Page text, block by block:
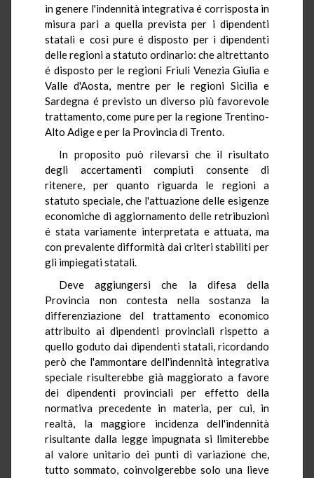
in genere l'indennità integrativa é corrisposta in
misura pari a quella prevista per i dipendenti
statali e così pure é disposto per i dipendenti
delle regioni a statuto ordinario: che altrettanto
é disposto per le regioni Friuli Venezia Giulia e
Valle d'Aosta, mentre per le regioni Sicilia e
Sardegna é previsto un diverso più favorevole
trattamento, come pure per la regione Trentino-
Alto Adige e per la Provincia di Trento.
In proposito può rilevarsi che il risultato
degli accertamenti compiuti consente di
ritenere, per quanto riguarda le regioni a
statuto speciale, che l'attuazione delle esigenze
economiche di aggiornamento delle retribuzioni
é stata variamente interpretata e attuata, ma
con prevalente difformità dai criteri stabiliti per
gli impiegati statali.
Deve aggiungersi che la difesa della
Provincia non contesta nella sostanza la
differenziazione del trattamento economico
attribuito ai dipendenti provinciali rispetto a
quello goduto dai dipendenti statali, ricordando
però che l'ammontare dell'indennità integrativa
speciale risulterebbe già maggiorato a favore
dei dipendenti provinciali per effetto della
normativa precedente in materia, per cui, in
realtà, la maggiore incidenza dell'indennità
risultante dalla legge impugnata si limiterebbe
al valore unitario dei punti di variazione che,
tutto sommato, coinvolgerebbe solo una lieve